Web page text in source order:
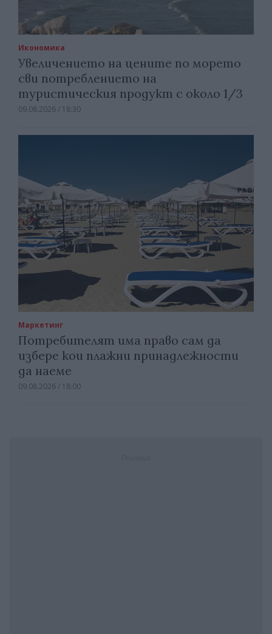
Икономика
Увеличението на цените по морето
сви потреблението на
туристическия продукт с около 1/3
09.08.2026 / 18:30
Маркетинг
Потребителят има право сам да
избере кои плажни принадлежности
да наеме
09.08.2026 / 18:00